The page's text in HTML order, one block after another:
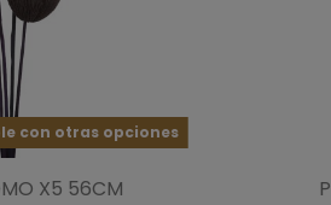
con otras opciones
X5 56CM